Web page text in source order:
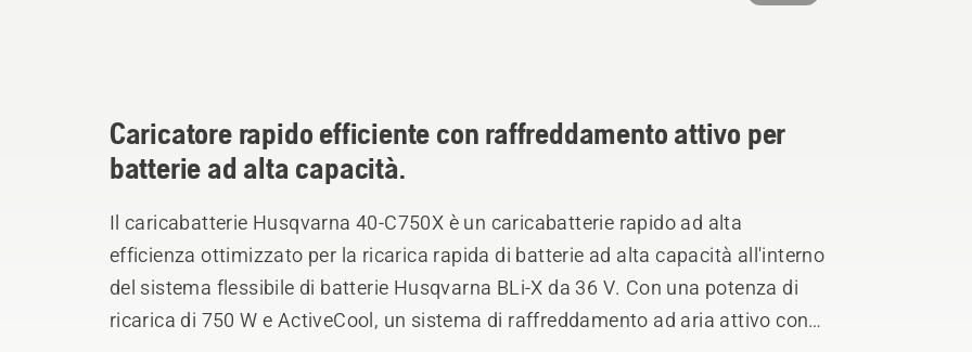
Caricatore rapido efficiente con raffreddamento attivo per
batterie ad alta capacità.
Il caricabatterie Husqvarna 40-C750X è un caricabatterie rapido ad alta
efficienza ottimizzato per la ricarica rapida di batterie ad alta capacità all'interno
del sistema flessibile di batterie Husqvarna BLi-X da 36 V. Con una potenza di
ricarica di 750 W e ActiveCool, un sistema di raffreddamento ad aria attivo con